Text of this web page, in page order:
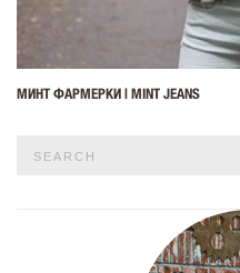
МИНТ ФАРМЕРКИ | MINT JEANS